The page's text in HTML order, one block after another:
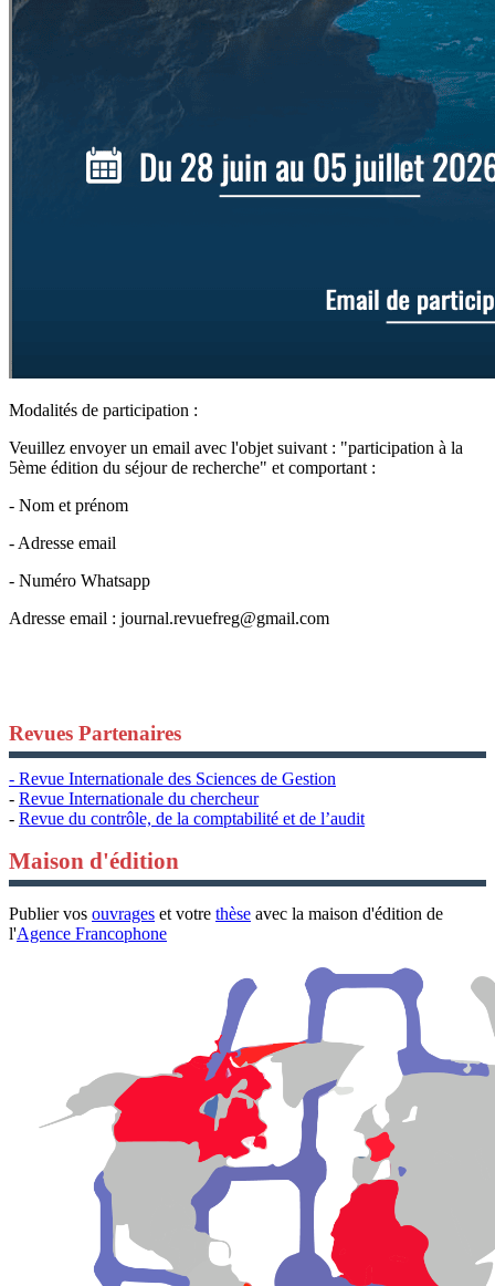
Modalités de participation :
Veuillez envoyer un email avec l'objet suivant : "participation à la
5ème édition du séjour de recherche" et comportant :
- Nom et prénom
- Adresse email
- Numéro Whatsapp
Adresse email : journal.revuefreg@gmail.com
Revues Partenaires
- Revue Internationale des Sciences de Gestion
- Revue Internationale du chercheur
- Revue du contrôle, de la comptabilité et de l’audit
Maison d'édition
Publier vos ouvrages et votre thèse avec la maison d'édition de
l'Agence Francophone